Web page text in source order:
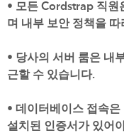
• 모든 Cordstrap 직원
며 내부 보안 정책을
• 당사의 서버 룸은 내
근할 수 있습니다.
• 데이터베이스 접속은
설치된 인증서가 있어